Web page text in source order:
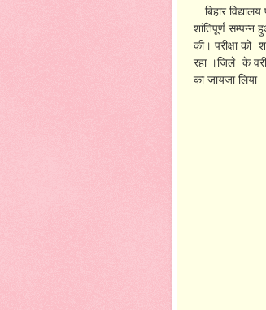
बिहार
शांतिपूर्ण सम्पन्न
की। परीक्षा को
रहा ।जिले के
का जायजा लिया